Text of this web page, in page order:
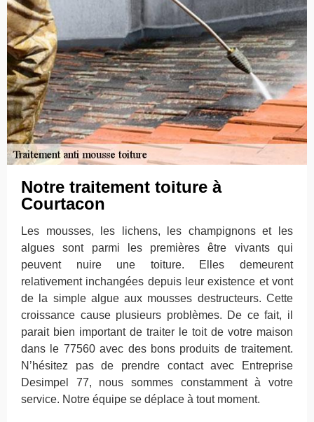
Notre traitement toiture à
Courtacon
Les mousses, les lichens, les champignons et les
algues sont parmi les premières être vivants qui
peuvent nuire une toiture. Elles demeurent
relativement inchangées depuis leur existence et vont
de la simple algue aux mousses destructeurs. Cette
croissance cause plusieurs problèmes. De ce fait, il
parait bien important de traiter le toit de votre maison
dans le 77560 avec des bons produits de traitement.
N’hésitez pas de prendre contact avec Entreprise
Desimpel 77, nous sommes constamment à votre
service. Notre équipe se déplace à tout moment.